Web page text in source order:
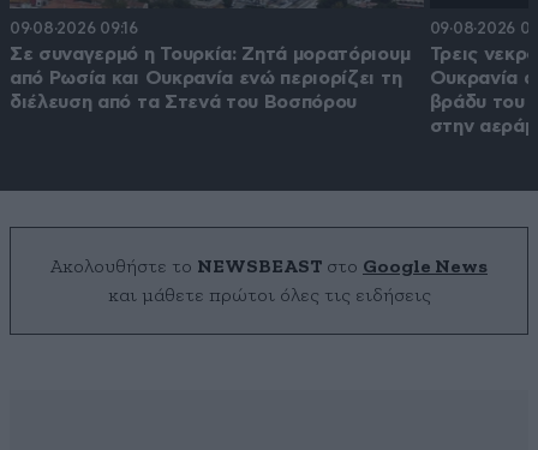
09·08·2026 09:16
Σε συναγερμό η Τουρκία: Ζητά μορατόριουμ
από Ρωσία και Ουκρανία ενώ περιορίζει τη
διέλευση από τα Στενά του Βοσπόρου
09·08·2026
Τρεις
Ουκρανία
βράδυ του
στην
Ακολουθήστε το NEWSBEAST στο Google News
και μάθετε πρώτοι όλες τις ειδήσεις